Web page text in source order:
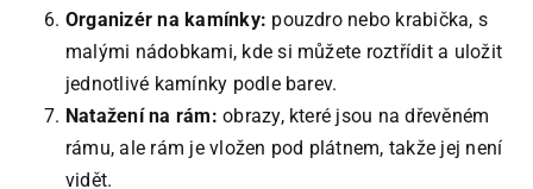
Organizér na kamínky: pouzdro nebo krabička, s
malými nádobkami, kde si můžete roztřídit a uložit
jednotlivé kamínky podle barev.
Natažení na rám: obrazy, které jsou na dřevěném
rámu, ale rám je vložen pod plátnem, takže jej není
vidět.